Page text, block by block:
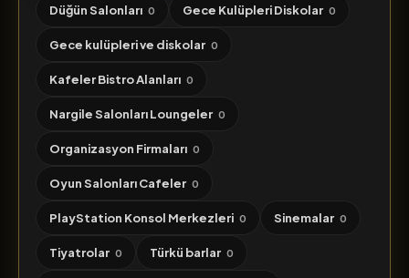
Düğün Salonları 0 Gece Kulüpleri Diskolar 0
Gece kulüpleri ve diskolar 0
Kafeler Bistro Alanları 0
Nargile Salonları Loungeler 0
Organizasyon Firmaları 0
Oyun Salonları Cafeler 0
PlayStation Konsol Merkezleri 0 Sinemalar 0
Tiyatrolar 0 Türkü barlar 0